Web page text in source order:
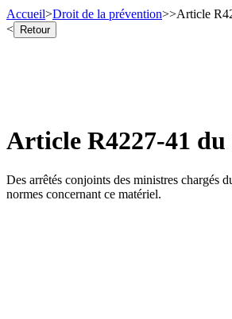
Accueil>Droit de la prévention>>Article
< Retour
Article R4227-41
Des arrêtés conjoints des ministres chargés
normes concernant ce matériel.